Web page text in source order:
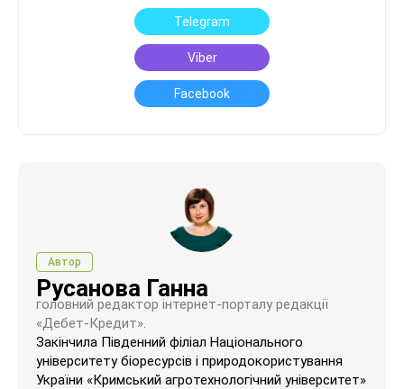
Telegram
Viber
Facebook
Автор
Русанова Ганна
головний редактор інтернет-порталу редакції
«Дебет-Кредит».
Закінчила Південний філіал Національного
університету біоресурсів і природокористування
України «Кримський агротехнологічний університет»